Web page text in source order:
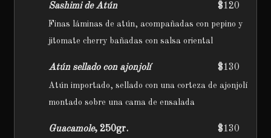
Sashimi de Atún $120
Finas láminas de atún, acompañadas con pepino y
jitomate cherry bañadas con salsa oriental
Atún sellado con ajonjolí $130
Atún importado, sellado con una corteza de ajonjolí
montado sobre una cama de ensalada
Guacamole, 250gr. $130